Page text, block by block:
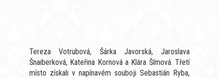
Tereza Votrubová, Šárka Javorská, Jaroslava
Šnaiberková, Kateřina Kornová a Klára Šímová. Třetí
místo získali v napínavém souboji Sebastián Ryba,